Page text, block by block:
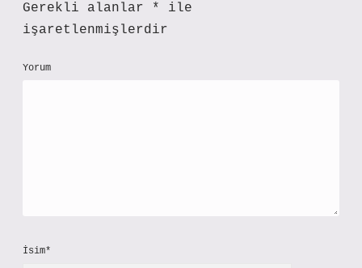
Gerekli alanlar
*
ile
işaretlenmişlerdir
Yorum
İsim*